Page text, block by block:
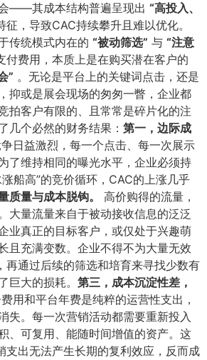
——其成本结构普遍呈现出 ​“高投入、
征，导致CAC持续攀升且难以优化。
传统模式内在的 ​“被动筛选”​ 与 ​“注意
付费用，本质上是在购买潜在客户的
”​ 。无论是平台上的关键词点击，还是
抑或是展会现场的匆匆一瞥，企业都
拍客户有限的、且常常是碎片化的注
几个必然的财务结果：​ 第一，边际成
日益激烈，每一个点击、每一次展示
了维持相同的曝光水平，企业必须持
船高”的竞价循环，CAC的上涨几乎
质量与成本脱钩。​
高价购得的流量，
大量流量来自于被动接收信息的泛泛
业真正的目标客户，或仅处于兴趣萌
且充满变数。企业不得不为大量无效
再通过后续的筛选和培育来寻找少数有
巨大的损耗。​ 第三，成本沉淀性差，
用和平台年费是纯粹的运营性支出，
失。每一次营销活动都需要重新投入
、可复用、能随时间增值的资产。这
支出无法产生长期的复利效应，反而成